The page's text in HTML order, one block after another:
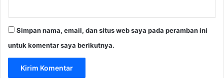
Simpan nama, email, dan situs web saya pada peramban ini
untuk komentar saya berikutnya.